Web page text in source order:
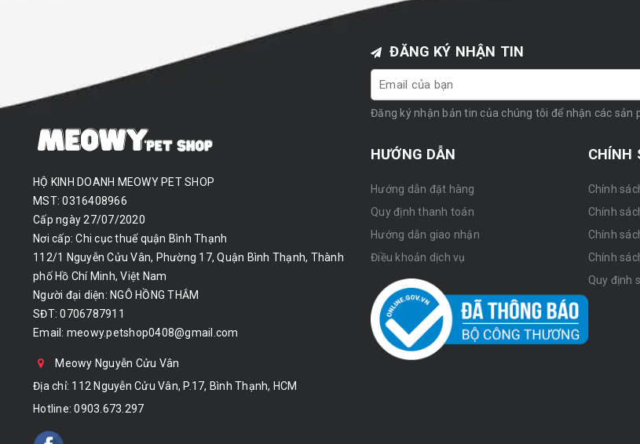
HỘ KINH DOANH MEOWY PET SHOP
MST: 0316408966
Cấp ngày 27/07/2020
Nơi cấp: Chi cục thuế quận Bình Thạnh
112/1 Nguyễn Cửu Vân, Phường 17, Quận Bình Thạnh, Thành
phố Hồ Chí Minh, Việt Nam
Người đại diện: NGÔ HỒNG THẮM
SĐT: 0706787911
Email: meowy.petshop0408@gmail.com
Meowy Nguyễn Cửu Vân
Địa chỉ: 112 Nguyễn Cửu Vân, P.17, Bình Thạnh, HCM
Hotline:0903.673.297
ĐĂNG KÝ NHẬN TIN
Đăng ký nhận bản tin của chúng tôi để nhận các
HƯỚNG DẪN
Hướng dẫn đặt hàng
Quy định thanh toán
Hướng dẫn giao nhận
Điều khoản dịch vụ
CHÍNH
Chính
Chính
Chính
Chính
Quy định